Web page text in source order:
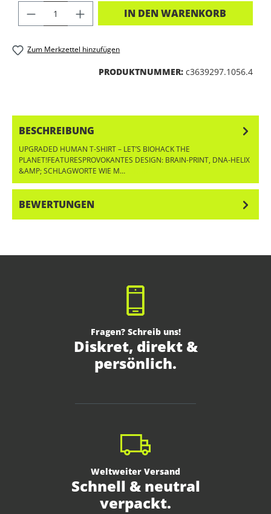
PRODUKT ANZAHL: GIB DEN
IN DEN WARENKORB
Zum Merkzettel hinzufügen
PRODUKTNUMMER: c3639297.1056.4
BESCHREIBUNG
UPGRADED HUMAN T-SHIRT – LET’S BIOHACK THE
PLANET!FEATURESPROVOKANTES DESIGN: BRAIN-PRINT, DNA-HELIX
&AMP; SCHLAGWORTE WIE M…
BEWERTUNGEN
Fragen? Schreib uns!
Diskret, direkt &
persönlich.
Weltweiter Versand
Schnell & neutral
verpackt.